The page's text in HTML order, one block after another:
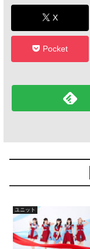
X
Pocket
ユニット